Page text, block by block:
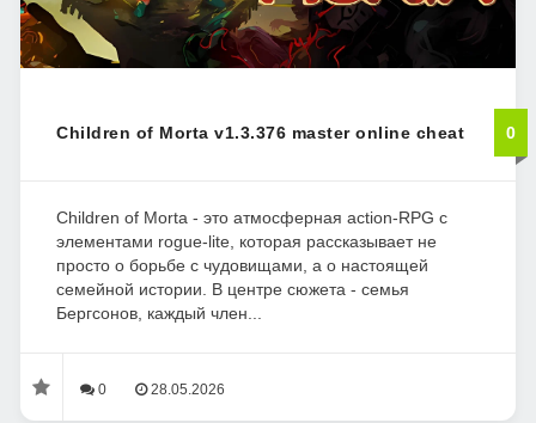
Children of Morta v1.3.376 master online cheat 0
Children of Morta - это атмосферная action-RPG с
элементами rogue-lite, которая рассказывает не
просто о борьбе с чудовищами, а о настоящей
семейной истории. В центре сюжета - семья
Бергсонов, каждый член...
0 28.05.2026